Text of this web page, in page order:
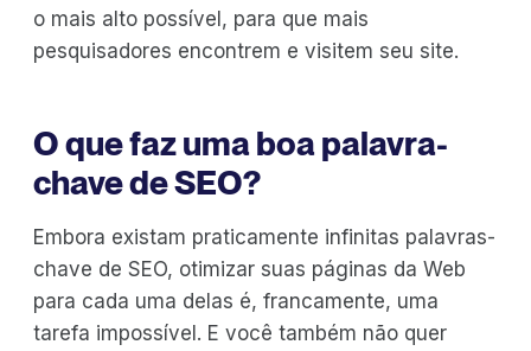
o mais alto possível, para que mais
pesquisadores encontrem e visitem seu site.
O que faz uma boa palavra-
chave de SEO?
Embora existam praticamente infinitas palavras-
chave de SEO, otimizar suas páginas da Web
para cada uma delas é, francamente, uma
tarefa impossível. E você também não quer